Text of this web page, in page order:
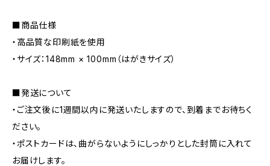
■商品仕様
・高品質な印刷紙を使用
・サイズ：148mm × 100mm（はがきサイズ）
■発送について
・ご注文後に1週間以内に発送いたしますので、到着までお待ちく
ださい。
・ポストカードは、曲がらないようにしっかりとした封筒に入れて
お届けします。